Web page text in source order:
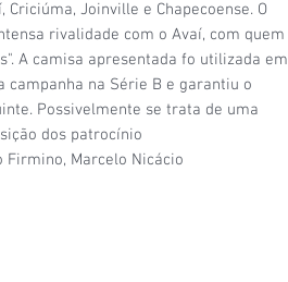
Joinville e Chapecoense. O
rivalidade com o Avaí, com quem
A camisa apresentada fo utilizada em
na Série B e garantiu o
Possivelmente se trata de uma
dos patrocínio
Firmino, Marcelo Nicácio